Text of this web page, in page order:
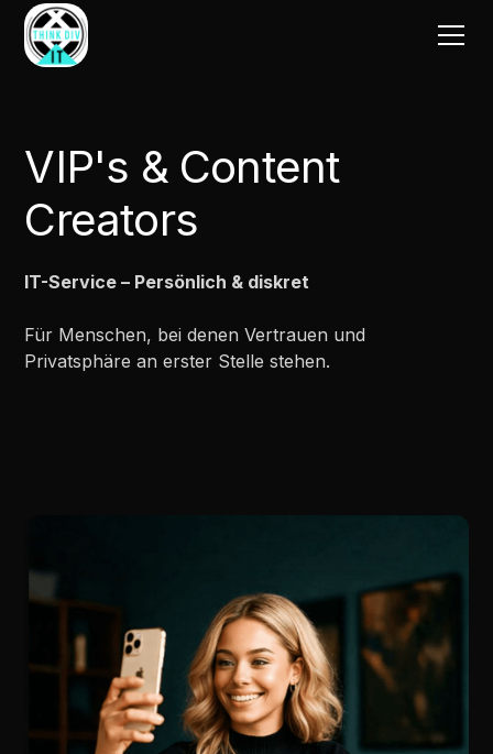
VIP's & Content
Creators
IT-Service – Persönlich & diskret
Für Menschen, bei denen Vertrauen und
Privatsphäre an erster Stelle stehen.